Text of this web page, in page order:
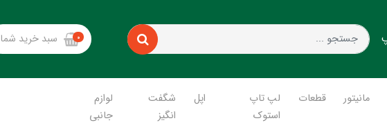
0 سبد خرید شما
مانیتور قطعات
لپ تاپ
استوک
اپل
شگفت
انگیز
لوازم
جانبی